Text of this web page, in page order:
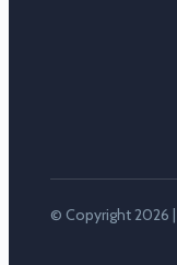
© Copyright 2026